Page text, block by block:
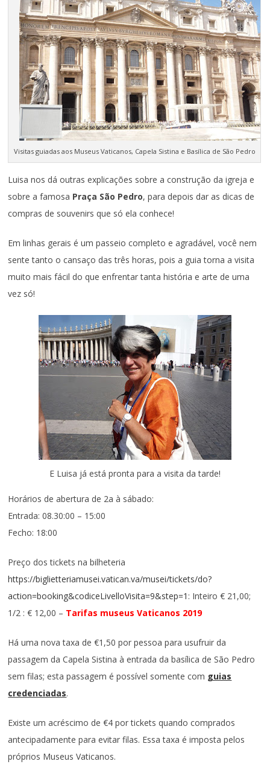
Visitas guiadas aos Museus Vaticanos, Capela Sistina e Basílica de São Pedro
Luisa nos dá outras explicações sobre a construção da igreja e
sobre a famosa Praça São Pedro, para depois dar as dicas de
compras de souvenirs que só ela conhece!
Em linhas gerais é um passeio completo e agradável, você nem
sente tanto o cansaço das três horas, pois a guia torna a visita
muito mais fácil do que enfrentar tanta história e arte de uma
vez só!
E Luisa já está pronta para a visita da tarde!
Horários de abertura de 2a à sábado:
Entrada: 08.30:00 – 15:00
Fecho: 18:00
Preço dos tickets na bilheteria
https://biglietteriamusei.vatican.va/musei/tickets/do?
action=booking&codiceLivelloVisita=9&step=1 : Inteiro € 21,00;
1/2 : € 12,00 – Tarifas museus Vaticanos 2019
Há uma nova taxa de €1,50 por pessoa para usufruir da
passagem da Capela Sistina à entrada da basílica de São Pedro
sem filas; esta passagem é possível somente com guias
credenciadas.
Existe um acréscimo de €4 por tickets quando comprados
antecipadamente para evitar filas. Essa taxa é imposta pelos
próprios Museus Vaticanos.